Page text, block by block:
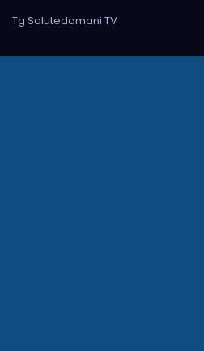
Tg Salutedomani TV